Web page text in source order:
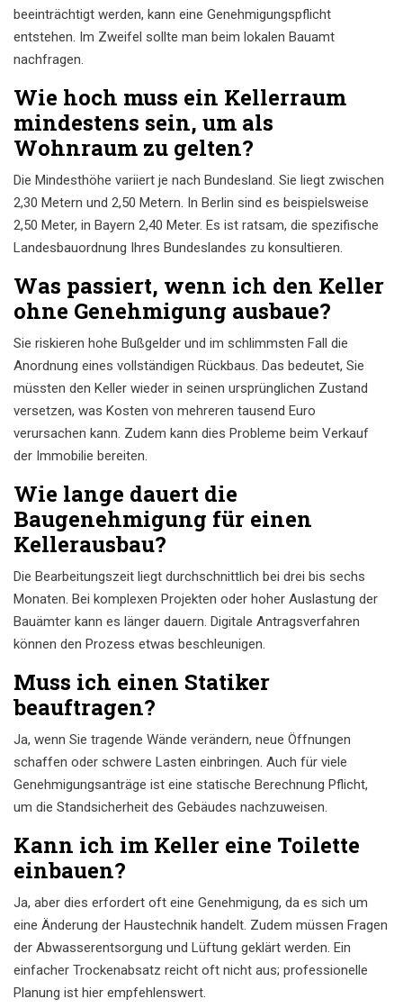
beeinträchtigt werden, kann eine Genehmigungspflicht
entstehen. Im Zweifel sollte man beim lokalen Bauamt
nachfragen.
Wie hoch muss ein Kellerraum
mindestens sein, um als
Wohnraum zu gelten?
Die Mindesthöhe variiert je nach Bundesland. Sie liegt zwischen
2,30 Metern und 2,50 Metern. In Berlin sind es beispielsweise
2,50 Meter, in Bayern 2,40 Meter. Es ist ratsam, die spezifische
Landesbauordnung Ihres Bundeslandes zu konsultieren.
Was passiert, wenn ich den Keller
ohne Genehmigung ausbaue?
Sie riskieren hohe Bußgelder und im schlimmsten Fall die
Anordnung eines vollständigen Rückbaus. Das bedeutet, Sie
müssten den Keller wieder in seinen ursprünglichen Zustand
versetzen, was Kosten von mehreren tausend Euro
verursachen kann. Zudem kann dies Probleme beim Verkauf
der Immobilie bereiten.
Wie lange dauert die
Baugenehmigung für einen
Kellerausbau?
Die Bearbeitungszeit liegt durchschnittlich bei drei bis sechs
Monaten. Bei komplexen Projekten oder hoher Auslastung der
Bauämter kann es länger dauern. Digitale Antragsverfahren
können den Prozess etwas beschleunigen.
Muss ich einen Statiker
beauftragen?
Ja, wenn Sie tragende Wände verändern, neue Öffnungen
schaffen oder schwere Lasten einbringen. Auch für viele
Genehmigungsanträge ist eine statische Berechnung Pflicht,
um die Standsicherheit des Gebäudes nachzuweisen.
Kann ich im Keller eine Toilette
einbauen?
Ja, aber dies erfordert oft eine Genehmigung, da es sich um
eine Änderung der Haustechnik handelt. Zudem müssen Fragen
der Abwasserentsorgung und Lüftung geklärt werden. Ein
einfacher Trockenabsatz reicht oft nicht aus; professionelle
Planung ist hier empfehlenswert.